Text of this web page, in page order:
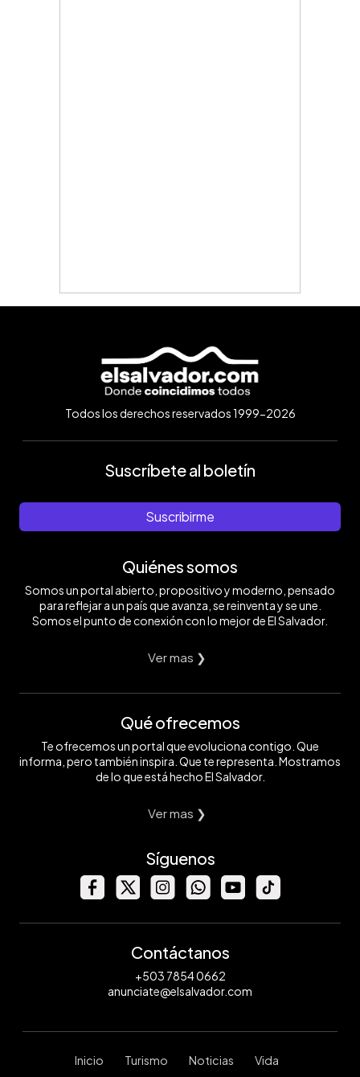
Todos los derechos reservados 1999-2026
Suscríbete al boletín
Suscribirme
Quiénes somos
Somos un portal abierto, propositivo y moderno, pensado
para reflejar a un país que avanza, se reinventa y se une.
Somos el punto de conexión con lo mejor de El Salvador.
Ver mas ❯
Qué ofrecemos
Te ofrecemos un portal que evoluciona contigo. Que
informa, pero también inspira. Que te representa. Mostramos
de lo que está hecho El Salvador.
Ver mas ❯
Síguenos
Contáctanos
+503 7854 0662
anunciate@elsalvador.com
Inicio Turismo Noticias Vida